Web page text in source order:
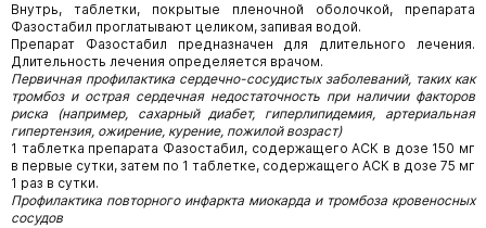
Внутрь, таблетки, покрытые пленочной оболочкой, препарата
Фазостабил проглатывают целиком, запивая водой.
Препарат Фазостабил предназначен для длительного лечения.
Длительность лечения определяется врачом.
Первичная профилактика сердечно-сосудистых заболеваний, таких как
тромбоз и острая сердечная недостаточность при наличии факторов
риска (например, сахарный диабет, гиперлипидемия, артериальная
гипертензия, ожирение, курение, пожилой возраст)
1 таблетка препарата Фазостабил, содержащего АСК в дозе 150 мг
в первые сутки, затем по 1 таблетке, содержащего АСК в дозе 75 мг
1 раз в сутки.
Профилактика повторного инфаркта миокарда и тромбоза кровеносных
сосудов